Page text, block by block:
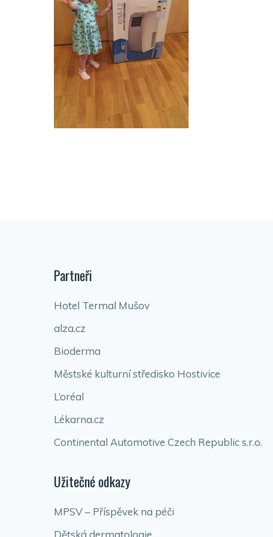
Partneři
Hotel Termal Mušov
alza.cz
Bioderma
Městské kulturní středisko Hostivice
L’oréal
Lékarna.cz
Continental Automotive Czech Republic s.r.o.
Užitečné odkazy
MPSV – Příspěvek na péči
Dětská dermatologie